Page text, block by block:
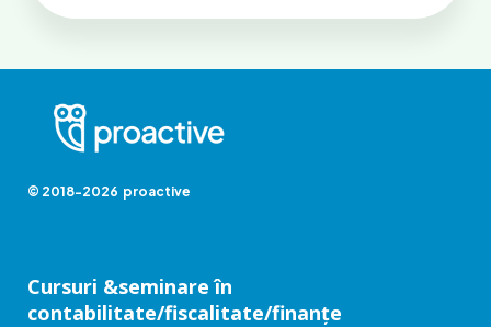
© 2018-2026 proactive
Cursuri &seminare în
contabilitate/fiscalitate/finanțe